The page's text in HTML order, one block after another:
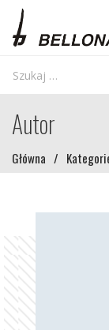
Autor
Główna /